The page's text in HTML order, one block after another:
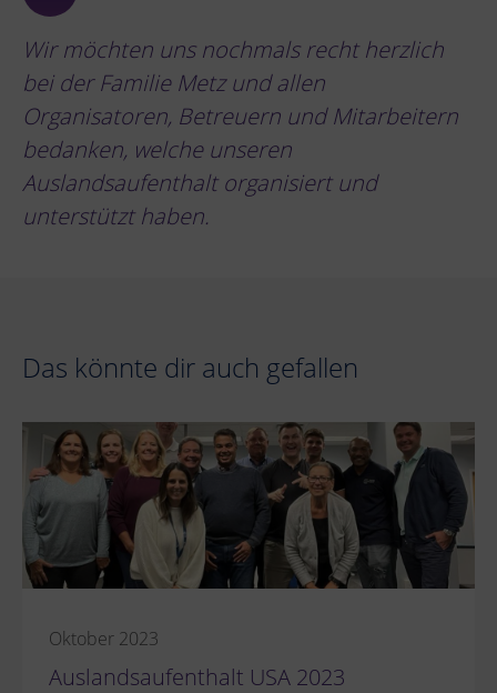
Wir möchten uns nochmals recht herzlich
bei der Familie Metz und allen
Organisatoren, Betreuern und Mitarbeitern
bedanken, welche unseren
Auslandsaufenthalt organisiert und
unterstützt haben.
Das könnte dir auch gefallen
Oktober 2023
Auslandsaufenthalt USA 2023